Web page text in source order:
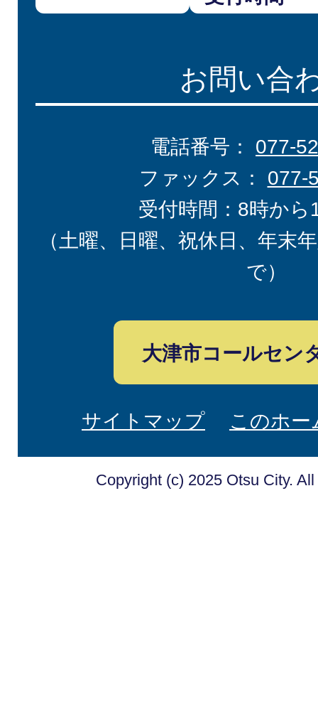
お問い合
電話番号： 077-
ファックス： 077-
受付時間：8時から
（土曜、日曜、祝休日、年末
で）
大津市コールセン
サイトマップ このホ
Copyright (c) 2025 Otsu City.